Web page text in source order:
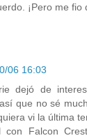
¡Pero me fio
06 16:03
dejó de
que no sé
vi la última
con Falcon